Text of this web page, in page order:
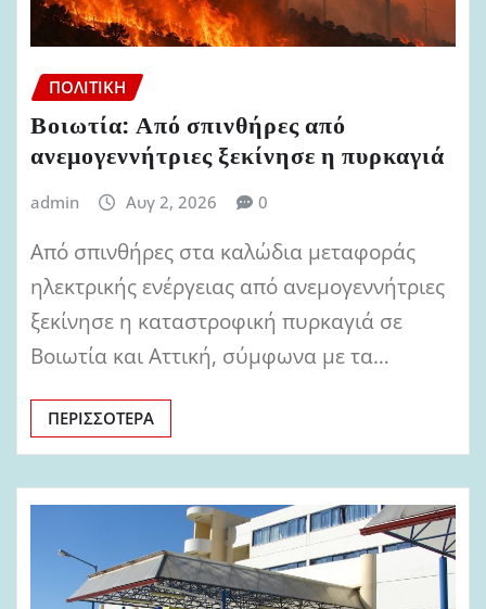
ΠΟΛΙΤΙΚΉ
Βοιωτία: Από σπινθήρες από
ανεμογεννήτριες ξεκίνησε η πυρκαγιά
admin Αυγ 2, 2026 0
Από σπινθήρες στα καλώδια μεταφοράς
ηλεκτρικής ενέργειας από ανεμογεννήτριες
ξεκίνησε η καταστροφική πυρκαγιά σε
Βοιωτία και Αττική, σύμφωνα με τα…
ΠΕΡΙΣΣΌΤΕΡΑ